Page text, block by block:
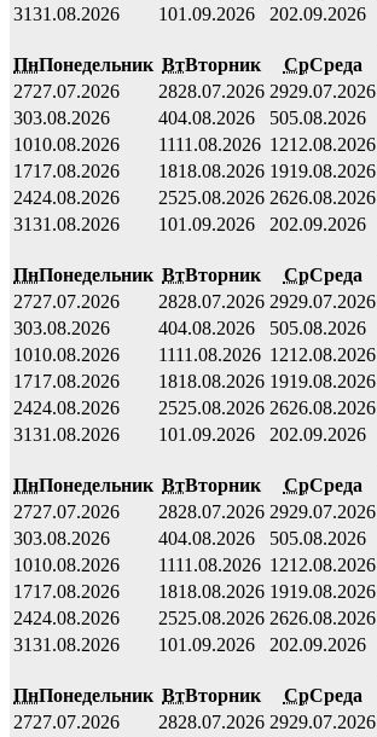
3131.08.2026 101.09.2026 202.09.2026
ПнПонедельник ВтВторник СрСреда
2727.07.2026 2828.07.2026 2929.07.2026
303.08.2026 404.08.2026 505.08.2026
1010.08.2026 1111.08.2026 1212.08.2026
1717.08.2026 1818.08.2026 1919.08.2026
2424.08.2026 2525.08.2026 2626.08.2026
3131.08.2026 101.09.2026 202.09.2026
ПнПонедельник ВтВторник СрСреда
2727.07.2026 2828.07.2026 2929.07.2026
303.08.2026 404.08.2026 505.08.2026
1010.08.2026 1111.08.2026 1212.08.2026
1717.08.2026 1818.08.2026 1919.08.2026
2424.08.2026 2525.08.2026 2626.08.2026
3131.08.2026 101.09.2026 202.09.2026
ПнПонедельник ВтВторник СрСреда
2727.07.2026 2828.07.2026 2929.07.2026
303.08.2026 404.08.2026 505.08.2026
1010.08.2026 1111.08.2026 1212.08.2026
1717.08.2026 1818.08.2026 1919.08.2026
2424.08.2026 2525.08.2026 2626.08.2026
3131.08.2026 101.09.2026 202.09.2026
ПнПонедельник ВтВторник СрСреда
2727.07.2026 2828.07.2026 2929.07.2026